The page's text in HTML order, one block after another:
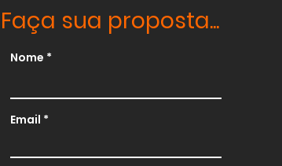
Faça sua proposta...
Nome
Email